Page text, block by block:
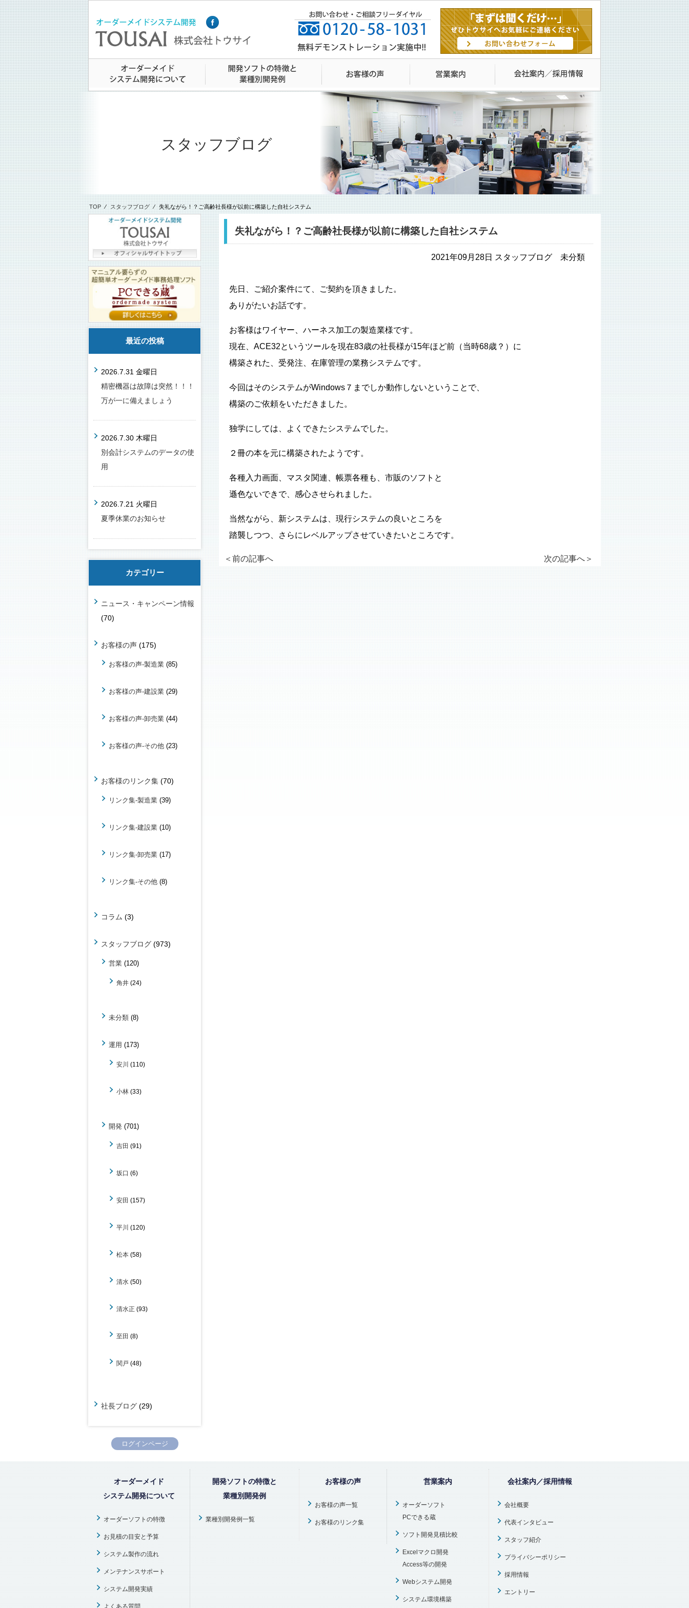
スタッフブログ
TOP ⁄ スタッフブログ ⁄ 失礼ながら！？ご高齢社長様が以前に構築した自社システム
失礼ながら！？ご高齢社長様が以前に構築した自社システム
2021年09月28日 スタッフブログ 未分類
先日、ご紹介案件にて、ご契約を頂きました。
ありがたいお話です。
お客様はワイヤー、ハーネス加工の製造業様です。
現在、ACE32というツールを現在83歳の社長様が15年ほど前（当時68歳？）に
構築された、受発注、在庫管理の業務システムです。
今回はそのシステムがWindows７までしか動作しないということで、
構築のご依頼をいただきました。
独学にしては、よくできたシステムでした。
２冊の本を元に構築されたようです。
各種入力画面、マスタ関連、帳票各種も、市販のソフトと
遜色ないできで、感心させられました。
当然ながら、新システムは、現行システムの良いところを
踏襲しつつ、さらにレベルアップさせていきたいところです。
＜前の記事へ 次の記事へ ＞
最近の投稿
2026.7.31 金曜日
精密機器は故障は突然！！！
万が一に備えましょう
2026.7.30 木曜日
別会計システムのデータの使
用
2026.7.21 火曜日
夏季休業のお知らせ
カテゴリー
ニュース・キャンペーン情報
(70)
お客様の声 (175)
お客様の声-製造業 (85)
お客様の声-建設業 (29)
お客様の声-卸売業 (44)
お客様の声-その他 (23)
お客様のリンク集 (70)
リンク集-製造業 (39)
リンク集-建設業 (10)
リンク集-卸売業 (17)
リンク集-その他 (8)
コラム (3)
スタッフブログ (973)
営業 (120)
角井 (24)
未分類 (8)
運用 (173)
安川 (110)
小林 (33)
開発 (701)
吉田 (91)
坂口 (6)
安田 (157)
平川 (120)
松本 (58)
清水 (50)
清水正 (93)
至田 (8)
関戸 (48)
社長ブログ (29)
ログインページ
オーダーメイド
システム開発について
オーダーソフトの特徴
お見積の目安と予算
システム製作の流れ
メンテナンスサポート
システム開発実績
よくある質問
開発ソフトの特徴と
業種別開発例
業種別開発例一覧
お客様の声
お客様の声一覧
お客様のリンク集
営業案内
オーダーソフト
PCできる蔵
ソフト開発見積比較
Excelマクロ開発
Access等の開発
Webシステム開発
システム環境構築
会社案内／採用情報
会社概要
代表インタビュー
スタッフ紹介
プライバシーポリシー
採用情報
エントリー